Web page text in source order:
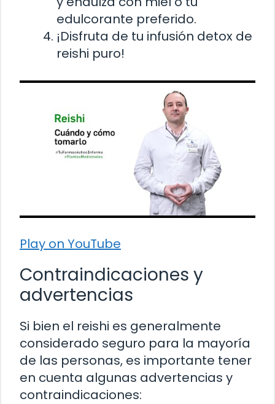
edulcorante preferido.
¡Disfruta de tu infusión detox de
reishi puro!
Play on YouTube
Contraindicaciones y
advertencias
Si bien el reishi es generalmente
considerado seguro para la mayoría
de las personas, es importante tener
en cuenta algunas advertencias y
contraindicaciones: